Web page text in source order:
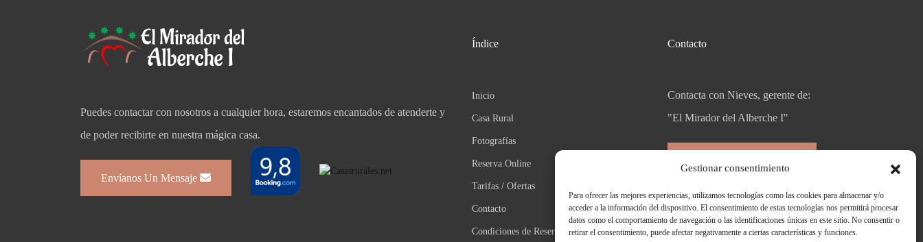
Gestionar consentimiento
Para ofrecer las mejores experiencias, utilizamos tecnologías como las cookies para almacenar y/o
acceder a la información del dispositivo. El consentimiento de estas tecnologías nos permitirá procesar
datos como el comportamiento de navegación o las identificaciones únicas en este sitio. No consentir o
retirar el consentimiento, puede afectar negativamente a ciertas características y funciones.
Puedes contactar con nosotros a cualquier hora, estaremos encantados de atenderte y
de poder recibirte en nuestra mágica casa.
Envíanos Un Mensaje
Índice
Inicio
Casa Rural
Fotografías
Reserva Online
Tarifas / Ofertas
Contacto
Condiciones de Reserva
Contacto
Contacta con Nieves, gerente de:
"El Mirador del Alberche I"